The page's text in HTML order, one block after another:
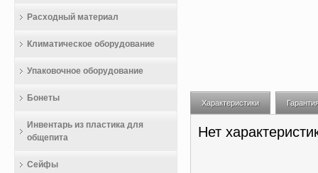
Характеристики
Нет
Расходный материал
Климатическое оборудование
Упаковочное оборудование
Бонеты
Инвентарь из пластика для
общепита
Сейфы